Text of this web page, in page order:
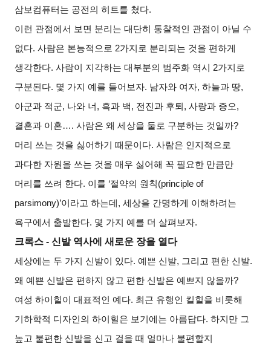
삼보컴퓨터는 공전의 히트를 쳤다.
이런 관점에서 보면 분리는 대단히 통찰적인 관점이 아닐 수
없다.사람은 본능적으로 2가지로 분리되는 것을 편하게
생각한다.사람이 지각하는 대부분의 범주화 역시 2가지로
구분된다. 몇 가지 예를 들어보자. 남자와 여자,하늘과 땅,
아군과 적군, 나와 너, 흑과 백, 전진과 후퇴,사랑과 증오,
결혼과 이혼….사람은 왜 세상을 둘로 구분하는 것일까?
머리 쓰는 것을 싫어하기 때문이다.사람은 인지적으로
과다한 자원을 쓰는 것을 매우 싫어해 꼭 필요한 만큼만
머리를 쓰려 한다. 이를 ‘절약의 원칙(principle of
parsimony)’이라고 하는데,세상을 간명하게 이해하려는
욕구에서 출발한다. 몇 가지 예를 더 살펴보자.
크록스 -신발 역사에 새로운 장을 열다
세상에는 두 가지 신발이 있다.예쁜 신발, 그리고 편한 신발.
왜 예쁜 신발은 편하지 않고 편한 신발은 예쁘지 않을까?
여성 하이힐이 대표적인 예다. 최근 유행인 킬힐을 비롯해
기하학적 디자인의 하이힐은 보기에는 아름답다.하지만 그
높고 불편한 신발을 신고 걸을 때 얼마나 불편할지